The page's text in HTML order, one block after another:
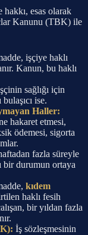
hakkı, esas olarak
Kanunu (TBK) ile
işçiye haklı
Kanun, bu haklı
sağlığı için
ise.
Haller:
hakaret etmesi,
ödemesi, sigorta
fazla süreyle
bir durumun ortaya
kıdem
haklı fesih
bir yıldan fazla
İş sözleşmesinin